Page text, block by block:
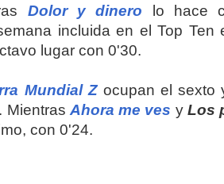
Dolor y dinero lo hace
incluida en el Top Ten
lugar con 0'30.
Mundial Zocupan el sexto
Mientras Ahora me ves y Los
con 0'24.